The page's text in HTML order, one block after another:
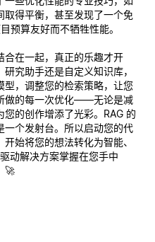
得平衡，甚至发现了一个免
预算友好而不牺牲性能。
合在一起，真正的乐趣才开
究助手还是自定义知识库，
，调整您的检索策略，让您
做的每一次优化——无论是减
的创作增添了光彩。RAG 的
一个发射台。所以启动您的代
始将您的想法转化为智能、
动解决方案掌握在您手中
🚀